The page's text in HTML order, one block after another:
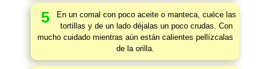
5
En un comal con poco aceite o manteca, cuéce las
tortillas y de un lado déjalas un poco crudas. Con
mucho cuidado mientras aún están calientes pellízcalas
de la orilla.